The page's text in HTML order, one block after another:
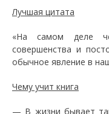
Лучшая цитата
«На самом деле
совершенства и
обычное явление в
Чему учит книга
— В жизни бывает